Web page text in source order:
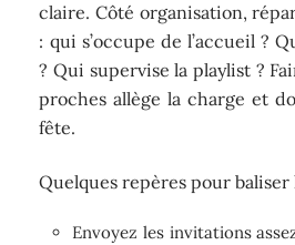
claire. Côté organisation,
: qui s’occupe de l’accueil ?
? Qui supervise la playlist ?
proches allège la charge et
fête.
Quelques repères pour
Envoyez les invitations